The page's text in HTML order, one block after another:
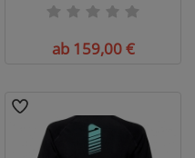
ab 159,00 €